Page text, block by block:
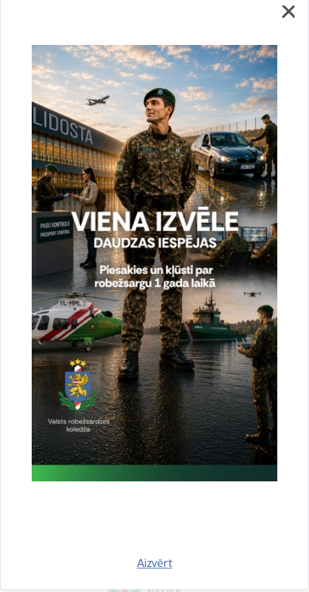
Aizvērt
Valsts robežsardze spējas organizēt pašreizējai ģeopolitiskajai
situācijai atbilstošus reaģēšanas pasākumus un progresīvu
pieeju integrētai robežas pārvaldībai atbilstoši Eiropas
Savienības prasībām.
Projekts tika īstenots Finansiāla atbalsta instrumenta robežu
pārvaldībai un vīzu politikai 2021.-2027.gada perioda
ietvaros, kura vadošā iestāde Latvijā ir Iekšlietu ministrija.
Projekta kopējās izmaksas ir EUR 2 850 814 (fonda
finansējums – EUR 2 138 110, valsts budžeta finansējums –
EUR 712 704).
Kontaktpersona:Kaspars Fišmeisters
E-pasts:kaspars.fismeisters@rs.gov.lv
Tālr.:63604806
Drukāt lapu
Dalīties